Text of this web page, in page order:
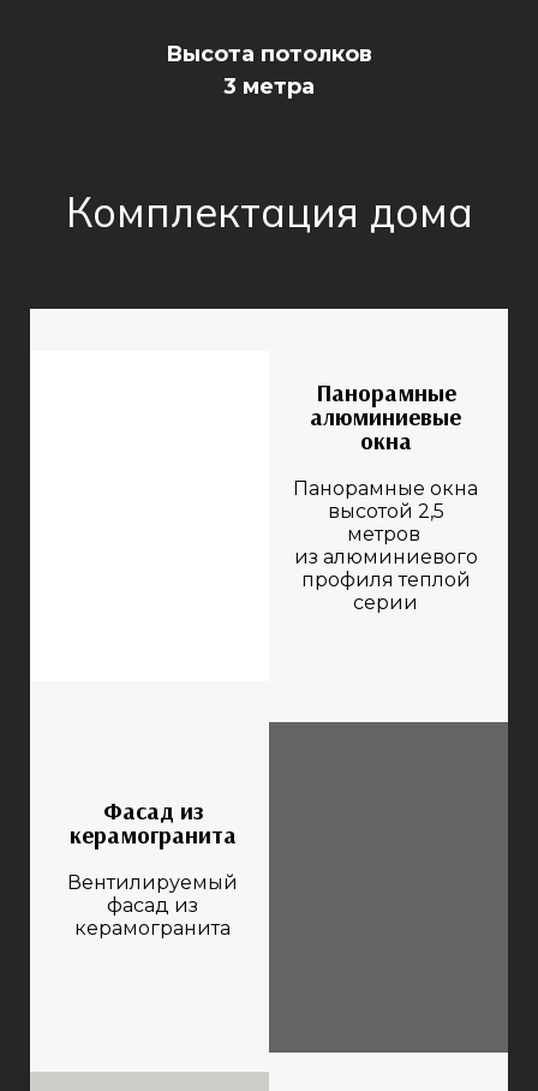
Высота потолков
3 метра
Комплектация дома
Панорамные
алюминиевые
окна
Панорамные окна
высотой 2,5
метров
из алюминиевого
профиля теплой
серии
Фасад из
керамогранита
Вентилируемый
фасад из
керамогранита